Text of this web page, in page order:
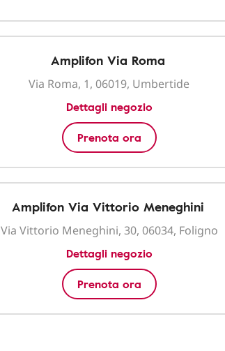
Amplifon Via Roma
Via Roma, 1, 06019, Umbertide
Dettagli negozio
Prenota ora
Amplifon Via Vittorio Meneghini
Via Vittorio Meneghini, 30, 06034, Foligno
Dettagli negozio
Prenota ora